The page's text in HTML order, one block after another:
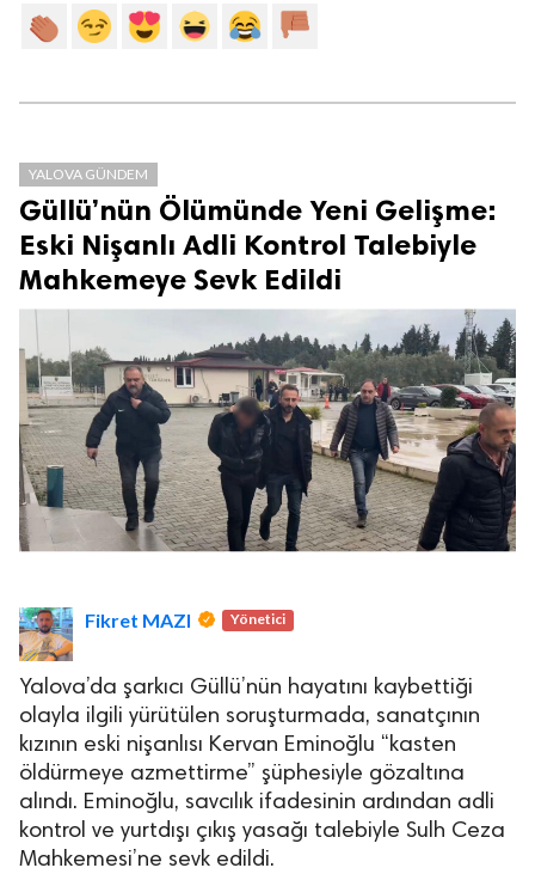
YALOVA GÜNDEM
Güllü’nün Ölümünde Yeni Gelişme:
Eski Nişanlı Adli Kontrol Talebiyle
Mahkemeye Sevk Edildi
Fikret MAZI Yönetici
Yalova’da şarkıcı Güllü’nün hayatını kaybettiği
olayla ilgili yürütülen soruşturmada, sanatçının
kızının eski nişanlısı Kervan Eminoğlu “kasten
öldürmeye azmettirme” şüphesiyle gözaltına
alındı. Eminoğlu, savcılık ifadesinin ardından adli
kontrol ve yurtdışı çıkış yasağı talebiyle Sulh Ceza
Mahkemesi’ne sevk edildi.